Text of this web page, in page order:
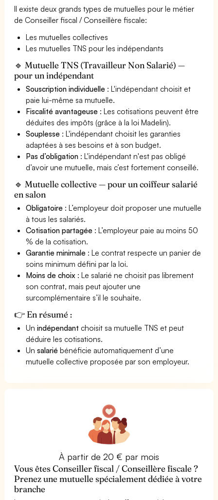
Il existe deux grands types de mutuelles pour le métier
de Conseiller fiscal / Conseillère fiscale:
Les mutuelles collectives
Les mutuelles TNS pour les indépendants
🔹 Mutuelle TNS (Travailleur Non Salarié) —
pour un indépendant
Souscription individuelle : L'indépendant choisit et
paie lui-même sa mutuelle.
Fiscalité avantageuse : Les cotisations peuvent être
déduites des impôts (grâce à la loi Madelin).
Souplesse : L'indépendant choisit les garanties
adaptées à ses besoins et à son budget.
Pas d’obligation : L'indépendant n'est pas obligé
d’avoir une mutuelle, mais c’est fortement conseillé.
🔹 Mutuelle collective — pour un coiffeur salarié
en salon
Obligatoire : L’employeur doit proposer une mutuelle
à tous les salariés.
Cotisation partagée : L’employeur paie au moins 50
% de la cotisation.
Garantie minimale : Le contrat respecte un panier de
soins minimum défini par la loi.
Moins de choix : Le salarié ne choisit pas librement
son contrat, mais peut ajouter une
surcomplémentaire s’il le souhaite.
👉 En résumé :
Unindépendant choisit sa mutuelle TNS et peut
déduire les cotisations.
Unsalarié bénéficie automatiquement d’une
mutuelle collective proposée par son employeur.
À partir de 20 € par mois
Vous êtes Conseiller fiscal / Conseillère fiscale ?
Prenez une mutuelle spécialement dédiée à votre
branche